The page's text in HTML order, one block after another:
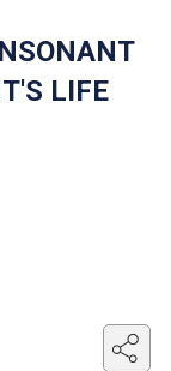
LIFE